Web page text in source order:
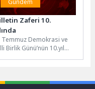
Gündem
Zaferi 10.
Temmuz Demokrasi ve
Birlik Günü’nün 10.yıl